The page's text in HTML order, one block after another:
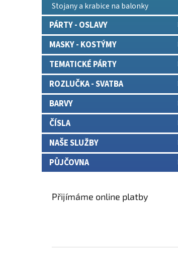
Stojany a krabice na balonky
PÁRTY - OSLAVY
MASKY - KOSTÝMY
TEMATICKÉ PÁRTY
ROZLUČKA - SVATBA
BARVY
ČÍSLA
NAŠE SLUŽBY
PŮJČOVNA
Přijímáme online platby